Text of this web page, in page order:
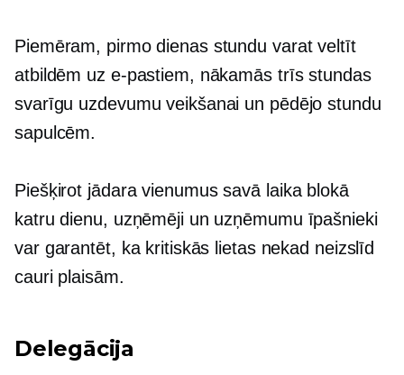
Piemēram, pirmo dienas stundu varat veltīt
atbildēm uz e-pastiem, nākamās trīs stundas
svarīgu uzdevumu veikšanai un pēdējo stundu
sapulcēm.
Piešķirot jādaravienumus savā laika blokā
katru dienu, uzņēmēji un uzņēmumu īpašnieki
var garantēt, ka kritiskās lietas nekad neizslīd
cauri plaisām.
Delegācija